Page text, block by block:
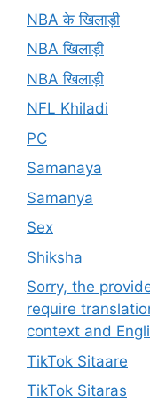
NBA के खिलाड़ी
NBA खिलाड़ी
NBA खिलाड़ी
NFL Khiladi
PC
Samanaya
Samanya
Sex
Shiksha
Sorry, the
require
context and
TikTok Sitaare
TikTok Sitaras